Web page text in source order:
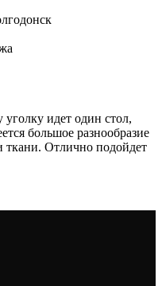
идет один стол,
большое разнообразие
ткани. Отлично подойдет